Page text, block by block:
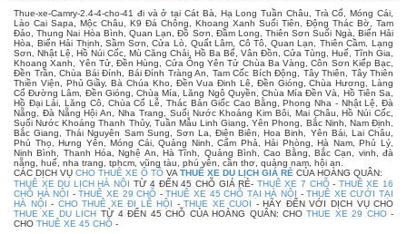
Thue-xe-Camry-2.4-4-cho-41 đi và ở tại Cát Bà, Hạ Long Tuần Châu, Trà Cổ, Móng Cái,
Lào Cai Sapa, Mộc Châu, K9 Đá Chông, Khoang Xanh Suối Tiên, Động Thác Bờ, Tam
Đảo, Thung Nai Hòa Bình, Quan Lạn, Đồ Sơn, Đầm Long, Thiên Sơn Suối Ngà, Biển Hải
Hòa, Biển Hải Thịnh, Sầm Sơn, Cửa Lò, Quất Lâm, Cô Tô, Quan Lạn, Thiên Cầm, Lạng
Sơn, Nhật Lệ, Hồ Núi Cốc, Mù Căng Chải, Hồ Ba Bể, Vân Đồn, Cửa Tùng, Huế, Tĩnh Gia,
Khoang Xanh, Yên Tử, Đền Hùng, Cửa Ông Yên Tử Chùa Ba Vàng, Côn Sơn Kiếp Bạc,
Đền Trần, Chùa Bái Đính, Bái Đính Tràng An, Tam Cốc Bích Động, Tây Thiên, Tây Thiên
Thiền Viện, Phủ Giầy, Bà Chúa Kho, Đền Vua Đinh Lê, Đền Gióng, Chùa Hương, Làng
Cổ Đường Lâm, Đền Gióng, Chùa Mía, Lăng Ngô Quyền, Chùa Mía Đền Và, Hồ Tiên Sa,
Hồ Đại Lải, Lăng Cô, Chùa Cổ Lễ, Thác Bản Giốc Cao Bằng, Phong Nha - Nhật Lệ, Đà
Nẵng, Đà Nẵng Hội An, Nha Trang, Suối Nước Khoáng Kim Bôi, Mai Châu, Hồ Núi Cốc,
Suối Nước Khoáng Thanh Thủy, Tuần Mẫu Linh Giang, Yên Phong, Bắc Ninh, Nam Định,
Bắc Giang, Thái Nguyên Sam Sung, Sơn La, Điện Biên, Hoa Binh, Yên Bái, Lai Châu,
Phú Thọ, Hưng Yên, Móng Cái, Quảng Ninh, Cẩm Phả, Hải Phòng, Hà Nam, Phủ Lý,
Ninh Bình, Thanh Hóa, Nghệ An, Hà Tĩnh, Quảng Bình, Cao Bằng, Bắc Cạn, vinh, đà
nẵng, huế, nha trang, tphcm, vũng tàu, phú yên, cần thơ, quảng nam, hội an.
CÁC DỊCH VỤ CHO THUÊ XE Ô TÔ VA THUÊ XE DU LỊCH GIÁ RẺ CỦA HOÀNG QUÂN:
THUÊ XE DU LỊCH HÀ NỘI TỪ 4 ĐẾN 45 CHỖ GIÁ RẺ- THUÊ XE 7 CHỖ- THUÊ XE 16
CHỖ HÀ NỘI -THUÊ XE 29 CHỖ -THUÊ XE 45 CHỖ TẠI HÀ NỘI -THUÊ XE CƯỚI TẠI
HÀ NỘI - CHO THUÊ XE ĐI LỄ HỘI -THUE XE CUOI - HÃY ĐẾN VỚI DỊCH VỤ CHO
THUE XE DU LICH TỪ 4 ĐẾN 45 CHỖ CỦA HOÀNG QUÂN: CHOTHUE XE 29 CHO-
CHO THUÊ XE 45 CHỖ -